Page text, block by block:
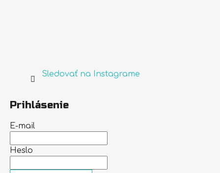
Sledovať na Instagrame
Prihlásenie
E-mail
Heslo